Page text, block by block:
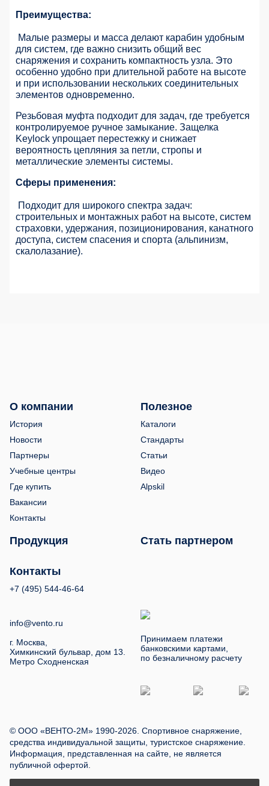
Преимущества:
Малые размеры и масса делают карабин удобным
для систем, где важно снизить общий вес
снаряжения и сохранить компактность узла. Это
особенно удобно при длительной работе на высоте
и при использовании нескольких соединительных
элементов одновременно.
Резьбовая муфта подходит для задач, где требуется
контролируемое ручное замыкание. Защелка
Keylock упрощает перестежку и снижает
вероятность цепляния за петли, стропы и
металлические элементы системы.
Сферы применения:
Подходит для широкого спектра задач:
строительных и монтажных работ на высоте, систем
страховки, удержания, позиционирования, канатного
доступа, систем спасения и спорта (альпинизм,
скалолазание).
О компании
История
Новости
Партнеры
Учебные центры
Где купить
Вакансии
Контакты
Полезное
Каталоги
Стандарты
Статьи
Видео
Alpskil
Продукция Стать партнером
Контакты
+7 (495) 544-46-64
info@vento.ru
г. Москва,
Химкинский бульвар, дом 13.
Метро Сходненская
Принимаем платежи
банковскими картами,
по безналичному расчету
© ООО «ВЕНТО-2М» 1990-2026. Спортивное снаряжение,
средства индивидуальной защиты, туристское снаряжение.
Информация, представленная на сайте, не является
публичной офертой.